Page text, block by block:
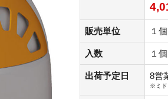
販売単位 １個
入数 １個
出荷予定日 8営
※ミド